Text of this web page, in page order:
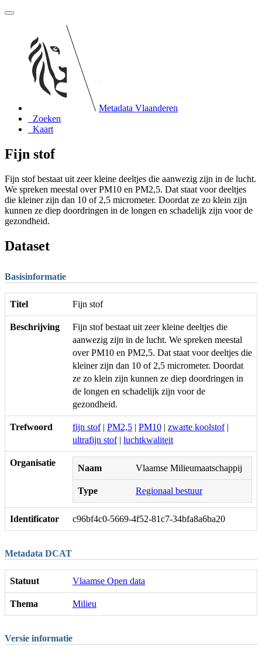
Metadata Vlaanderen
Zoeken
Kaart
Fijn stof
Fijn stof bestaat uit zeer kleine deeltjes die aanwezig zijn in de lucht.
We spreken meestal over PM10 en PM2,5. Dat staat voor deeltjes
die kleiner zijn dan 10 of 2,5 micrometer. Doordat ze zo klein zijn
kunnen ze diep doordringen in de longen en schadelijk zijn voor de
gezondheid.
Dataset
Basisinformatie
Titel Fijn stof
Beschrijving
Fijn stof bestaat uit zeer kleine deeltjes die
aanwezig zijn in de lucht. We spreken meestal
over PM10 en PM2,5. Dat staat voor deeltjes die
kleiner zijn dan 10 of 2,5 micrometer. Doordat
ze zo klein zijn kunnen ze diep doordringen in
de longen en schadelijk zijn voor de
gezondheid.
Trefwoord fijn stof| PM2,5 | PM10 | zwarte koolstof|
ultrafijn stof| luchtkwaliteit
Organisatie
Naam Vlaamse Milieumaatschappij
Type Regionaal bestuur
Identificator c96bf4c0-5669-4f52-81c7-34bfa8a6ba20
Metadata DCAT
Statuut Vlaamse Open data
Thema Milieu
Versie informatie